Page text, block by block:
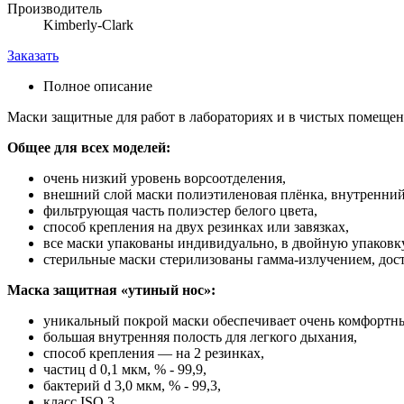
Производитель
Kimberly-Clark
Заказать
Полное описание
Маски защитные для работ в лабораториях и в чистых
Общее для всех моделей:
очень низкий уровень ворсоотделения,
внешний слой маски полиэтиленовая плёнка,
фильтрующая часть полиэстер белого цвета,
способ крепления на двух резинках или завязках,
все маски упакованы индивидуально, в двойную
стерильные маски стерилизованы гамма-излучением,
Маска защитная «утиный нос»:
уникальный покрой маски обеспечивает очень
большая внутренняя полость для легкого дыхания,
способ крепления — на 2 резинках,
частиц d 0,1 мкм, % - 99,9,
бактерий d 3,0 мкм, % - 99,3,